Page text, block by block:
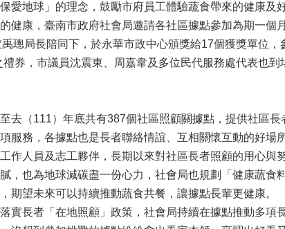
愛地球」的理念，鼓勵市府員工體驗蔬食帶來的健康及
健康，臺南市政府社會局邀請各社區據點參加為期一個
璁局長陪同下，於永華市政中心頒獎給17個獲獎單位
券，市議員沈震東、周嘉韋及多位民代服務處代表也
去（111）年底共有387個社區照顧關據點，提供社區
服務，各據點也是長者聯絡情誼、互相關懷互動的好場
作人員及志工夥伴，長期以來對社區長者照顧的用心與
，也為地球減碳盡一份心力，社會局也規劃「健康蔬食
期望未來可以持續推動蔬食共餐，讓據點長輩更健康。
實長者「在地照顧」政策，社會局持續在據點推動多項